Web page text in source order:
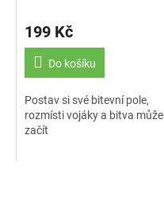
199 Kč
Do košíku
Postav si své bitevní pole,
rozmísti vojáky a bitva může
začít